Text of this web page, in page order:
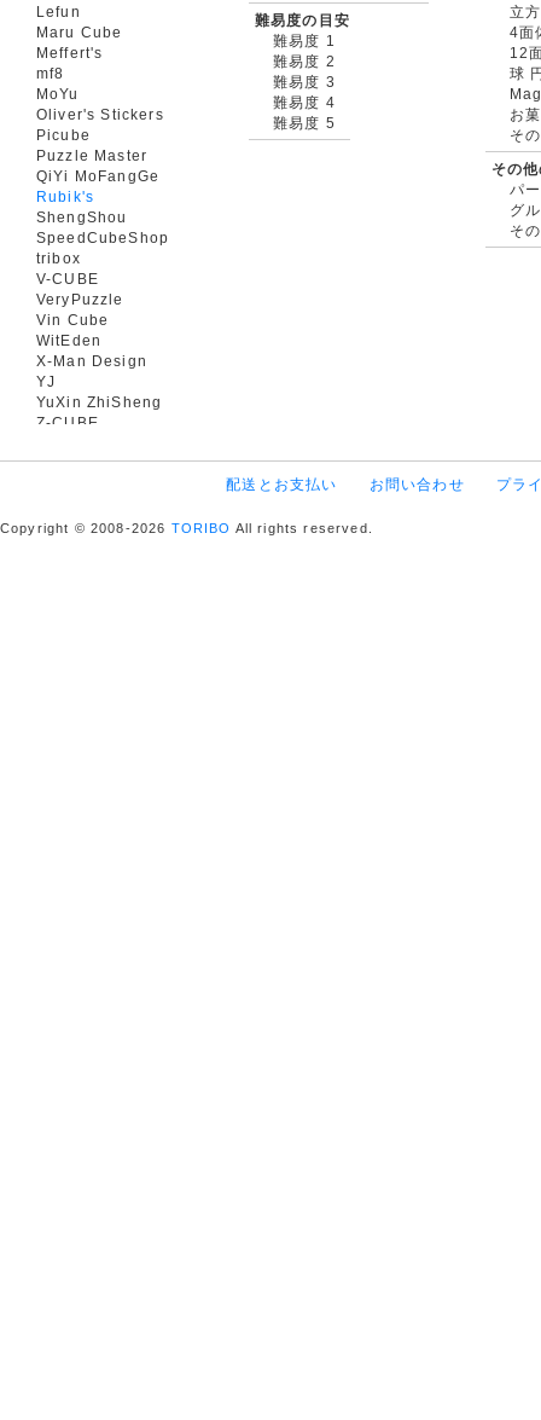
Lefun
Maru Cube
Meffert's
mf8
MoYu
Oliver's Stickers
Picube
Puzzle Master
QiYi MoFangGe
Rubik's
ShengShou
SpeedCubeShop
tribox
V-CUBE
VeryPuzzle
Vin Cube
WitEden
X-Man Design
YJ
YuXin ZhiSheng
Z-CUBE
難易度の目安
難易度 1
難易度 2
難易度 3
難易度 4
難易度 5
立
4面
12
球
お
そ
その
パ
グ
そ
配送とお支払い お問い合わせ プラ
Copyright © 2008-2026 TORIBO All rights reserved.